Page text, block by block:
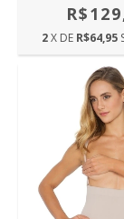
2X DE R$64,95